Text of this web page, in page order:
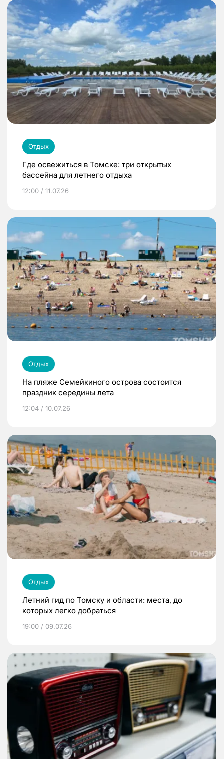
Отдых
Где освежиться в Томске: три открытых
бассейна для летнего отдыха
12:00 / 11.07.26
Отдых
На пляже Семейкиного острова состоится
праздник середины лета
12:04 / 10.07.26
Отдых
Летний гид по Томску и области: места, до
которых легко добраться
19:00 / 09.07.26